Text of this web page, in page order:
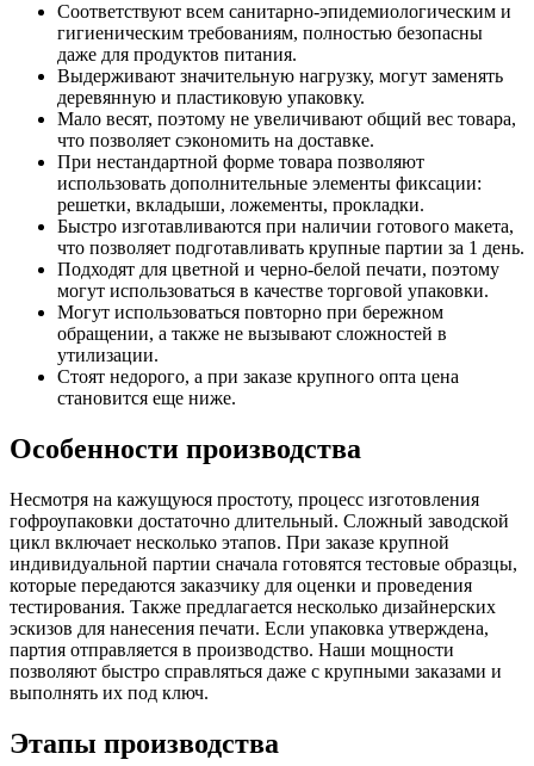
Соответствуют всем санитарно-эпидемиологическим и
гигиеническим требованиям, полностью безопасны
даже для продуктов питания.
Выдерживают значительную нагрузку, могут заменять
деревянную и пластиковую упаковку.
Мало весят, поэтому не увеличивают общий вес товара,
что позволяет сэкономить на доставке.
При нестандартной форме товара позволяют
использовать дополнительные элементы фиксации:
решетки, вкладыши, ложементы, прокладки.
Быстро изготавливаются при наличии готового макета,
что позволяет подготавливать крупные партии за 1 день.
Подходят для цветной и черно-белой печати, поэтому
могут использоваться в качестве торговой упаковки.
Могут использоваться повторно при бережном
обращении, а также не вызывают сложностей в
утилизации.
Стоят недорого, а при заказе крупного опта цена
становится еще ниже.
Особенности производства
Несмотря на кажущуюся простоту, процесс изготовления
гофроупаковки достаточно длительный. Сложный заводской
цикл включает несколько этапов. При заказе крупной
индивидуальной партии сначала готовятся тестовые образцы,
которые передаются заказчику для оценки и проведения
тестирования. Также предлагается несколько дизайнерских
эскизов для нанесения печати. Если упаковка утверждена,
партия отправляется в производство. Наши мощности
позволяют быстро справляться даже с крупными заказами и
выполнять их под ключ.
Этапы производства